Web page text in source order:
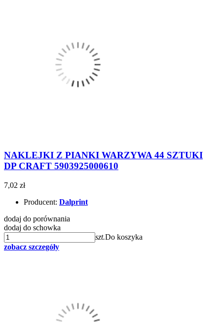
NAKLEJKI Z PIANKI WARZYWA 44 SZTUKI
DP CRAFT 5903925000610
7,02 zł
Producent: Dalprint
dodaj do porównania
dodaj do schowka
szt.Do koszyka
zobacz szczegóły